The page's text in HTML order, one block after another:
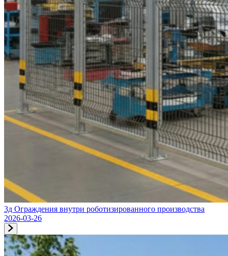
3д Ограждения внутри роботизированного производства
2026-03-26